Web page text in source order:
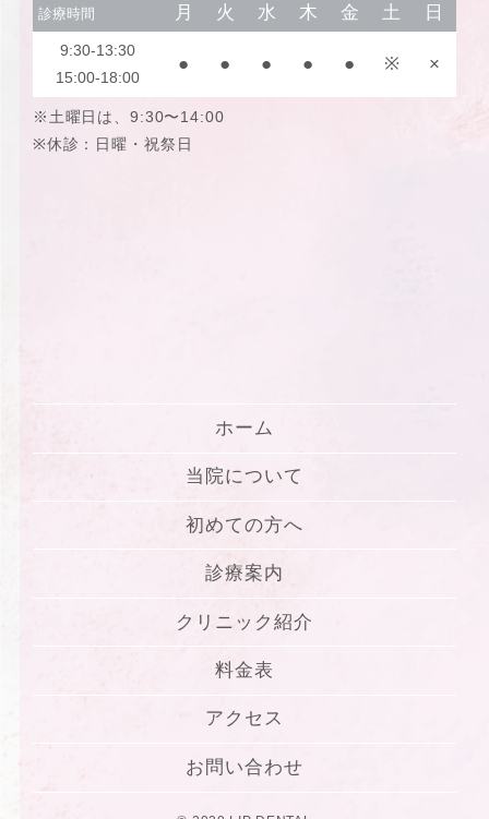
診療時間 月 火 水 木 金 土 日
9:30-13:30
15:00-18:00
● ● ● ● ● ※ ×
※土曜日は、9:30〜14:00
※休診：日曜・祝祭日
ホーム
当院について
初めての方へ
診療案内
クリニック紹介
料金表
アクセス
お問い合わせ